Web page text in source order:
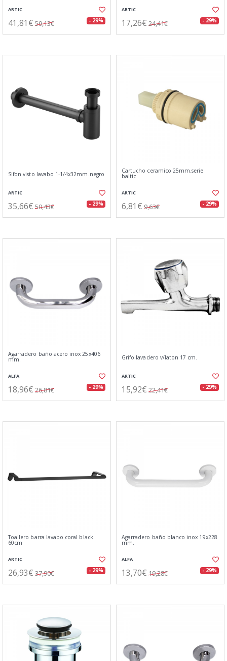
ARTIC
41,81€ 59,13€ - 29%
ARTIC
17,26€ 24,41€ - 29%
Sifon visto lavabo 1-1/4x32mm.negro
ARTIC
35,66€ 50,43€ - 29%
Cartucho ceramico 25mm.serie
baltic
ARTIC
6,81€ 9,63€ - 29%
Agarradero baño acero inox 25x406
mm.
ALFA
18,96€ 26,81€ - 29%
Grifo lavadero v/laton 17 cm.
ARTIC
15,92€ 22,41€ - 29%
Toallero barra lavabo coral black
60cm
ARTIC
26,93€ 37,90€ - 29%
Agarradero baño blanco inox 19x228
mm.
ALFA
13,70€ 19,28€ - 29%